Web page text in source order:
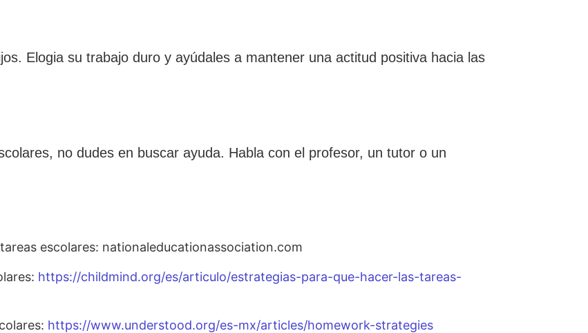
Elogia su trabajo duro y ayúdales a mantener una actitud positiva hacia las
no dudes en buscar ayuda. Habla con el profesor, un tutor o un
escolares: nationaleducationassociation.com
https://childmind.org/es/articulo/estrategias-para-que-hacer-las-tareas-
https://www.understood.org/es-mx/articles/homework-strategies